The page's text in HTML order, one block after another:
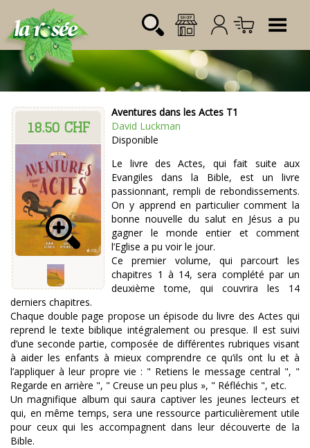
Login:
Mot de passe:
Désignation Référence
18.50 CHF
Aventures dans les Actes T1
David Luckman
Disponible
Le livre des Actes, qui fait suite aux
Evangiles dans la Bible, est un livre
passionnant, rempli de rebondissements.
On y apprend en particulier comment la
bonne nouvelle du salut en Jésus a pu
gagner le monde entier et comment
l’Eglise a pu voir le jour.
Ce premier volume, qui parcourt les
chapitres 1 à 14, sera complété par un
deuxième tome, qui couvrira les 14
derniers chapitres.
Chaque double page propose un épisode du livre des Actes qui
reprend le texte biblique intégralement ou presque. Il est suivi
d’une seconde partie, composée de différentes rubriques visant
à aider les enfants à mieux comprendre ce qu’ils ont lu et à
l’appliquer à leur propre vie : " Retiens le message central ", "
Regarde en arrière ", " Creuse un peu plus », " Réfléchis ", etc.
Un magnifique album qui saura captiver les jeunes lecteurs et
qui, en même temps, sera une ressource particulièrement utile
pour ceux qui les accompagnent dans leur découverte de la
Bible.